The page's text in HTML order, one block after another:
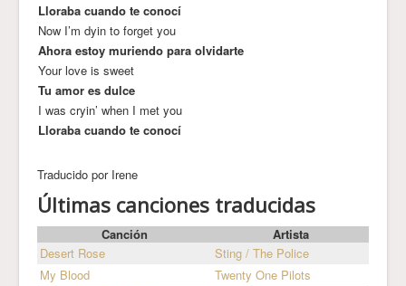
Lloraba cuando te conocí
Now I’m dyin to forget you
Ahora estoy muriendo para olvidarte
Your love is sweet
Tu amor es dulce
I was cryin’ when I met you
Lloraba cuando te conocí
Traducido por Irene
Últimas canciones traducidas
Canción
Artista
Desert Rose
Sting / The Police
My Blood
Twenty One Pilots